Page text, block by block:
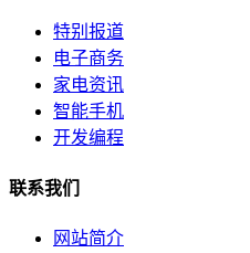
特别报道
电子商务
家电资讯
智能手机
开发编程
联系我们
网站简介